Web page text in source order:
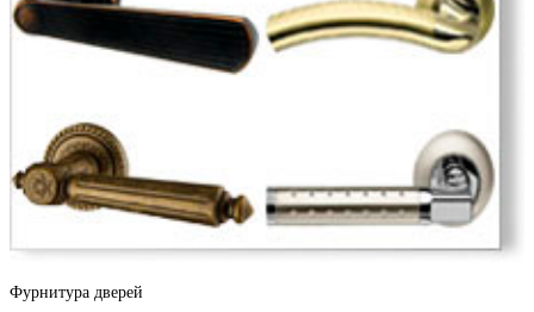
Фурнитура дверей